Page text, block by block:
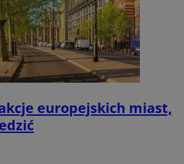
europejskich miast,